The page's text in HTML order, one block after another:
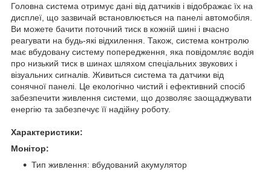
Головна система отримує дані від датчиків і відображає їх на
дисплеї, що зазвичай встановлюється на панелі автомобіля.
Ви можете бачити поточний тиск в кожній шині і вчасно
реагувати на будь-які відхилення. Також, система контролю
має вбудовану систему попередження, яка повідомляє водія
про низький тиск в шинах шляхом спеціальних звукових і
візуальних сигналів. Живиться система та датчики від
сонячної панелі. Це екологічно чистий і ефективний спосіб
забезпечити живлення системи, що дозволяє заощаджувати
енергію та забезпечує її надійну роботу.
Характеристики:
Монітор:
Тип живлення: вбудований акумулятор